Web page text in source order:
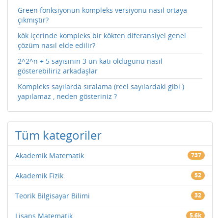
Green fonksiyonun kompleks versiyonu nasıl ortaya
çıkmıştır?
kök içerinde kompleks bir kökten diferansiyel genel
çözüm nasıl elde edilir?
2^2^n + 5 sayısının 3 ün katı oldugunu nasıl
gösterebiliriz arkadaşlar
Kompleks sayılarda sıralama (reel sayılardaki gibi )
yapılamaz , neden gösteriniz ?
Tüm kategoriler
Akademik Matematik 737
Akademik Fizik 52
Teorik Bilgisayar Bilimi 32
Lisans Matematik 5.6k